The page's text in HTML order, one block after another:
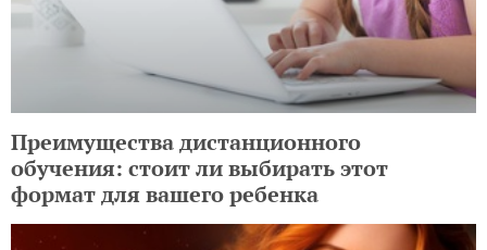
Преимущества дистанционного
обучения: стоит ли выбирать этот
формат для вашего ребенка